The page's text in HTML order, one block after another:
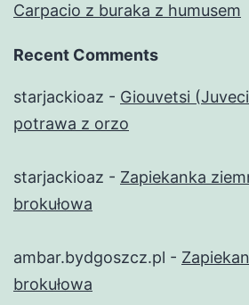
Carpacio z buraka z humusem
Recent Comments
starjackioaz - Giouvetsi
potrawa z orzo
starjackioaz - Zapiekanka
brokułowa
ambar.bydgoszcz.pl -
brokułowa